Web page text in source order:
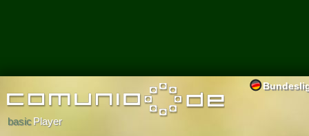
basicPlayer